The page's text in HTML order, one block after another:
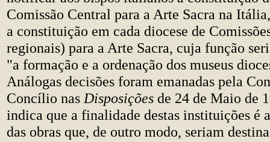
Comissão Central para a Arte Sacra na
a constituição em cada diocese de
regionais) para a Arte Sacra, cuja função
"a formação e a ordenação dos museus
Análogas decisões foram emanadas pela
Concílio nas Disposições de 24 de Maio de
indica que a finalidade destas instituições é
das obras que, de outro modo, seriam